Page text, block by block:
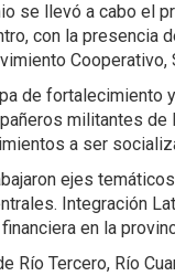
se llevó a cabo el
con la presencia
de fortalecimiento
militantes
a ser
ejes
Integración
en la
Río Tercero, Río